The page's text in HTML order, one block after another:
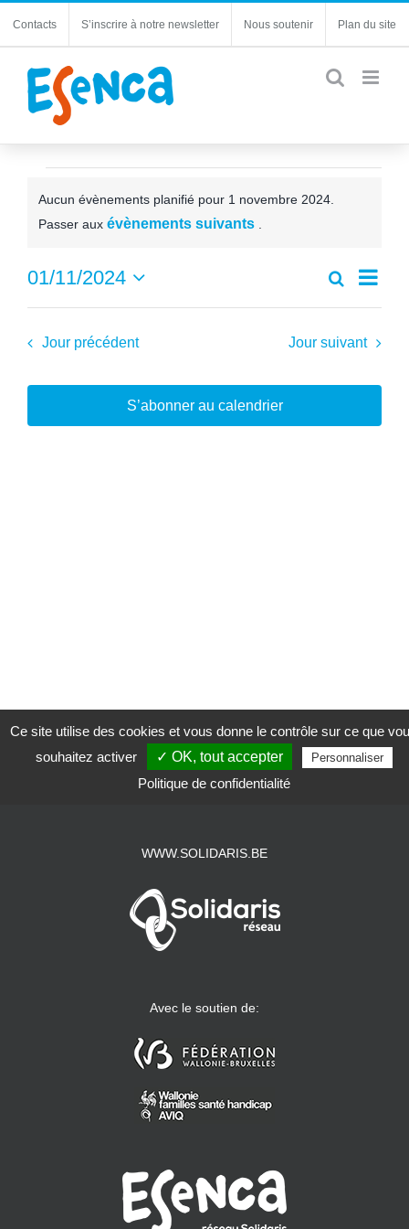
Contacts S’inscrire à notre newsletter Nous soutenir Plan du site
for
novembre
2024
Notice
Aucun évènements planifié pour 1 novembre 2024.
Passer aux évènements suivants
et
vues
Recherche
Jour
01/11/2024
Sélectionnez
date.
Jour précédent Jour suivant
S’abonner au calendrier
WWW.SOLIDARIS.BE
Avec le soutien de:
Ce site utilise des cookies et vous donne le contrôle sur ce que
souhaitez activer
✓ OK, tout accepter Personnaliser
Politique de confidentialité